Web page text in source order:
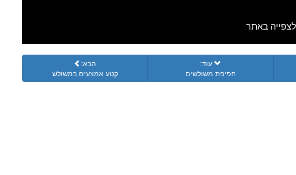
עוד:
חפיפת משולשים
הבא:
קטע אמצעים במשולש